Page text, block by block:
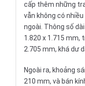
cấp thêm những
vẫn không có
ngoài. Thông số
1.820 x 1.715 mm,
2.705 mm, khá dư
Ngoài ra, khoảng
210 mm, và bán